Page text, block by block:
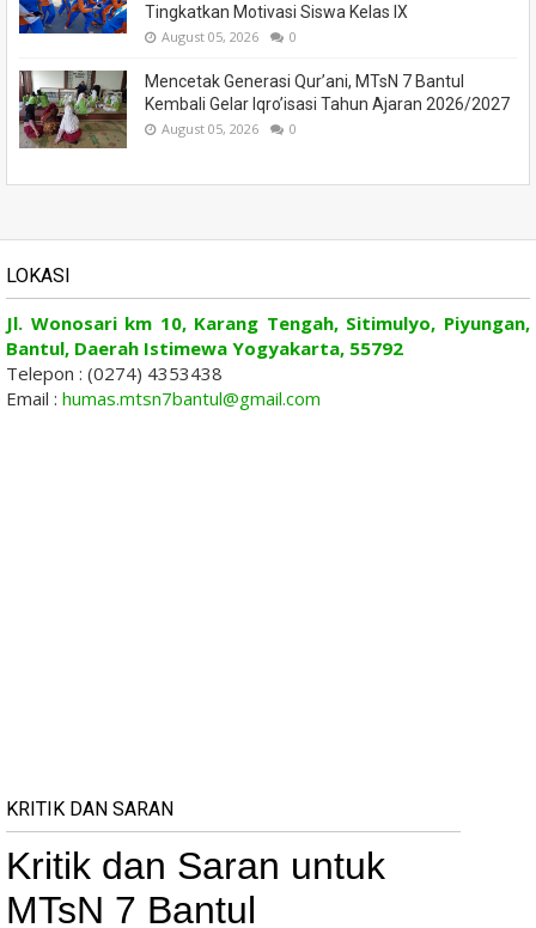
Tingkatkan Motivasi Siswa Kelas IX
August 05, 2026 0
Mencetak Generasi Qur’ani, MTsN 7 Bantul
Kembali Gelar Iqro’isasi Tahun Ajaran 2026/2027
August 05, 2026 0
LOKASI
Jl. Wonosari km 10, Karang Tengah, Sitimulyo, Piyungan,
Bantul, Daerah Istimewa Yogyakarta, 55792
Telepon : (0274) 4353438
Email : humas.mtsn7bantul@gmail.com
KRITIK DAN SARAN